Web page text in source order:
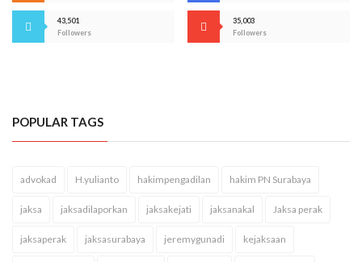
43,501
Followers
35,003
Followers
POPULAR TAGS
advokad H.yulianto hakimpengadilan hakim PN Surabaya
jaksa jaksadilaporkan jaksakejati jaksanakal Jaksa perak
jaksaperak jaksasurabaya jeremygunadi kejaksaan